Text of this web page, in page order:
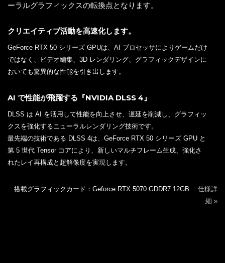
ーラルグラフィックスの転換点となります。
クリエイティブ活動を高速化します。
GeForce RTX 50 シリーズ GPUは、AI プロセッサによりゲームだけ
ではなく、ビデオ編集、3D レンダリング、グラフィックデザインに
おいても驚異的な性能を引き出します。
AI で性能が飛躍する『NVIDIA DLSS 4』
DLSS は AI を活用して性能を向上させ、遅延を削減し、グラフィッ
クスを強化するニューラルレンダリング技術です。
最先端の技術である DLSS 4は、GeForce RTX 50 シリーズ GPU と
第 5 世代 Tensor コアにより、新しいマルチフレーム生成、強化さ
れたレイ再構成と超解像度を実現します。
搭載グラフィックカード：Geforce RTX 5070 GDDR7 12GB 仕様詳
細 »